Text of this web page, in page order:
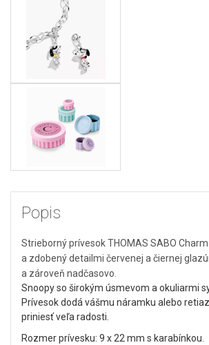
Popis
Strieborný prívesok THOMAS SABO
a zdobený detailmi červenej a čiernej
a zároveň nadčasovo.
Snoopy so širokým úsmevom a okuliarmi
Prívesok dodá vášmu náramku alebo
priniesť veľa radosti.
Rozmer prívesku: 9 x 22 mm s karabínkou.